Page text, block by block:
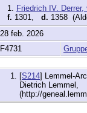
1. Friedrich IV.
f. 1301, d. 1358
28 feb. 2026
F4731
[S214] Lemmel-
Dietrich Lemmel,
(http://